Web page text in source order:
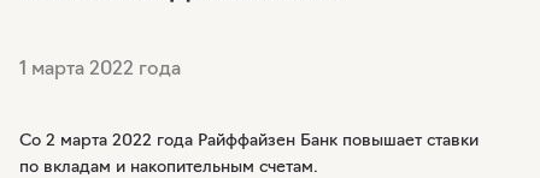
1 марта 2022 года
Со 2 марта 2022 года Райффайзен Банк повышает ставки
по вкладам и накопительным счетам.